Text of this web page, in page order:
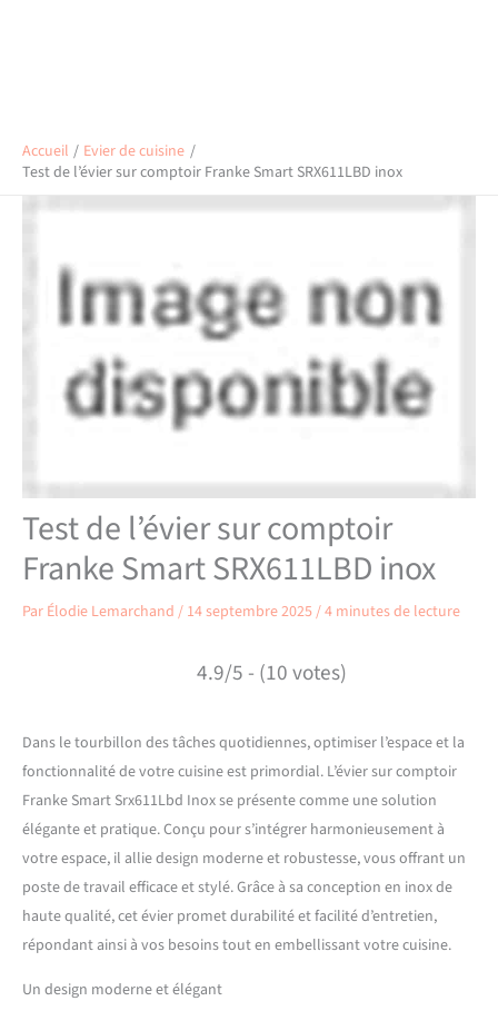
Accueil
Evier de cuisine
Test de l’évier sur comptoir Franke Smart SRX611LBD inox
Test de l’évier sur comptoir
Franke Smart SRX611LBD inox
Par Élodie Lemarchand / 14 septembre 2025/4 minutes de lecture
4.9/5 - (10 votes)
Dans le tourbillon des tâches quotidiennes, optimiser l’espace et la
fonctionnalité de votre cuisine est primordial. L’évier sur comptoir
Franke Smart Srx611Lbd Inox se présente comme une solution
élégante et pratique. Conçu pour s’intégrer harmonieusement à
votre espace, il allie design moderne et robustesse, vous offrant un
poste de travail efficace et stylé. Grâce à sa conception en inox de
haute qualité, cet évier promet durabilité et facilité d’entretien,
répondant ainsi à vos besoins tout en embellissant votre cuisine.
Un design moderne et élégant